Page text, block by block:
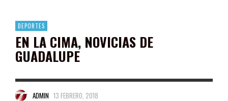
DEPORTES
EN LA CIMA, NOVICIAS DE
GUADALUPE
ADMIN 13 FEBRERO, 2018